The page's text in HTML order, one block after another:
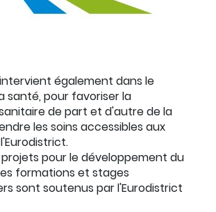
également dans le
santé, pour favoriser la
de part et d'autre de la
les soins accessibles aux
pour le développement du
formations et stages
sont soutenus par l'Eurodistrict